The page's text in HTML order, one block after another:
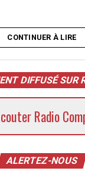
CONTINUER À LIRE
DIFFUSÉ SUR
Radio
ALERTEZ-NOUS